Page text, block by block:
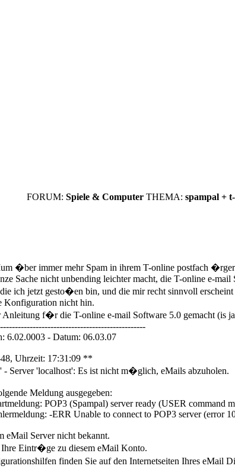
FORUM: Spiele & Computer THEMA: spampal +
�ber immer mehr Spam in ihrem T-online postfach
Sache nicht unbending leichter macht, die T-online e-mail
ich jetzt gesto�en bin, und die mir recht sinnvoll erscheint
Konfiguration nicht hin.
f�r die T-online e-mail Software 5.0 gemacht (is
6.02.0003 - Datum: 06.03.07
Uhrzeit: 17:31:09 **
Server 'localhost': Es ist nicht m�glich, eMails abzuholen.
Meldung ausgegeben:
POP3 (Spampal) server ready (USER command
-ERR Unable to connect to POP3 server (error
eMail Server nicht bekannt.
Eintr�ge zu diesem eMail Konto.
finden Sie auf den Internetseiten Ihres eMail